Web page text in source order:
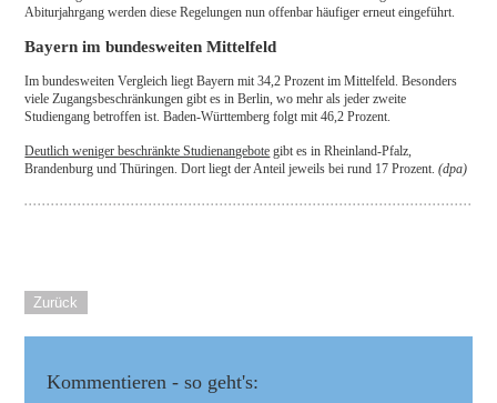
Abiturjahrgang werden diese Regelungen nun offenbar häufiger erneut eingeführt.
Bayern im bundesweiten Mittelfeld
Im bundesweiten Vergleich liegt Bayern mit 34,2 Prozent im Mittelfeld. Besonders
viele Zugangsbeschränkungen gibt es in Berlin, wo mehr als jeder zweite
Studiengang betroffen ist. Baden-Württemberg folgt mit 46,2 Prozent.
Deutlich weniger beschränkte Studienangebote gibt es in Rheinland-Pfalz,
Brandenburg und Thüringen. Dort liegt der Anteil jeweils bei rund 17 Prozent.(dpa)
Zurück
Kommentieren - so geht's: